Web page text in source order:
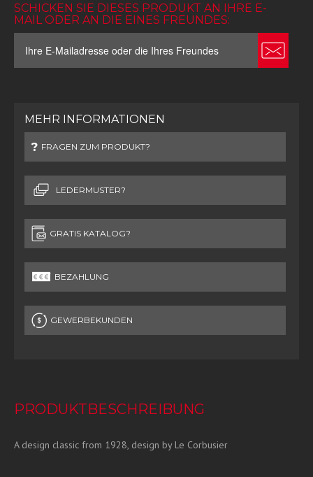
SCHICKEN SIE DIESES PRODUKT AN IHRE E-
MAIL ODER AN DIE EINES FREUNDES:
MEHR INFORMATIONEN
FRAGEN ZUM PRODUKT?
LEDERMUSTER?
GRATIS KATALOG?
BEZAHLUNG
GEWERBEKUNDEN
PRODUKTBESCHREIBUNG
A design classic from 1928, design by Le Corbusier